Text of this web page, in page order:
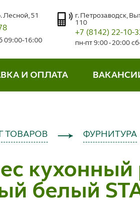
Лесной, 51
09:00-16:00
г. Петрозаводск,
110
+7 (8142) 22-10-
пн-пт 9:00 - 20:00
И ОПЛАТА
ТОВАРОВ ФУРНИТУРА
кухонный
белый